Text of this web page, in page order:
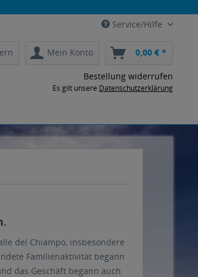
Service/Hilfe
Mein Konto 0,00 € *
Bestellung widerrufen
Es gilt unsere Datenschutzerklärung
del Chiampo, insbesondere
Familienaktivität begann
das Geschäft begann auch